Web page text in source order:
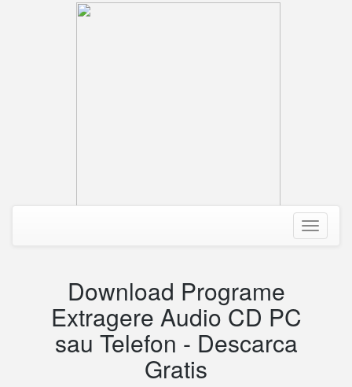
Toggle
Download Programe
Extragere Audio CD PC
sau Telefon - Descarca
Gratis